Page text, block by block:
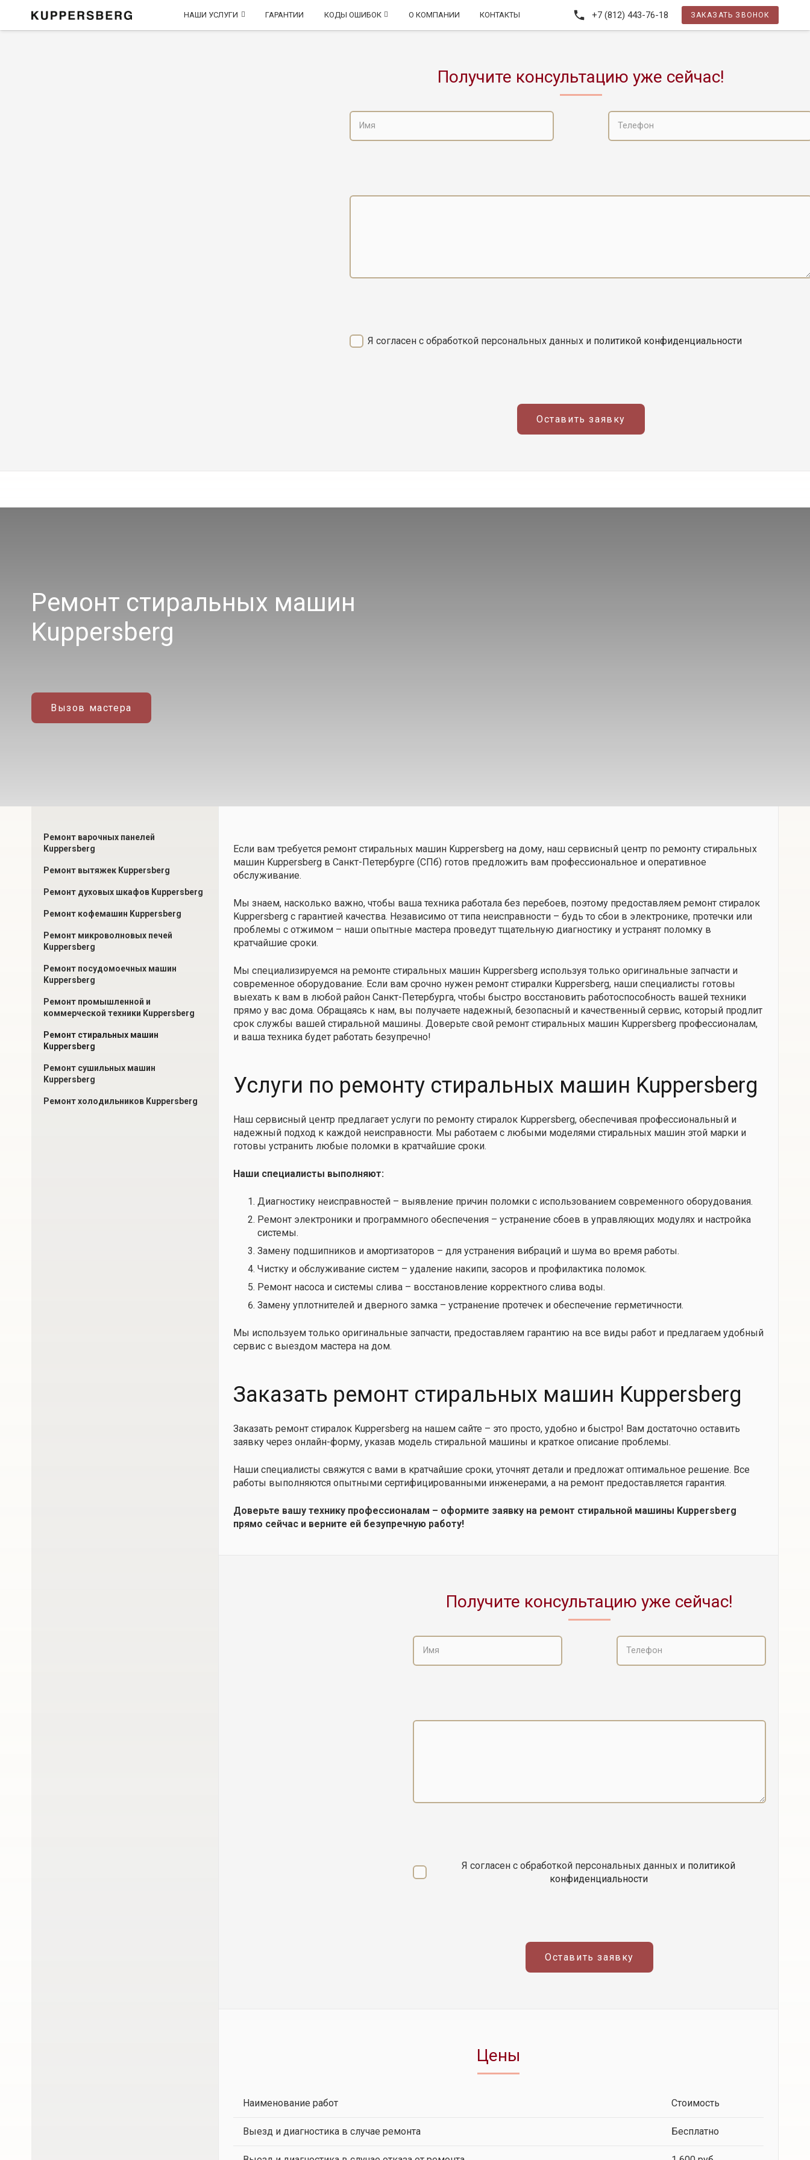
НАШИ УСЛУГИ ГАРАНТИИ КОДЫ ОШИБОК О КОМПАНИИ КОНТАКТЫ +7 (812) 443-76-18 ЗАКАЗАТЬ ЗВОНОК
Получите консультацию уже сейчас!
Я согласен с обработкой персональных данных и политикой конфиденциальности
Оставить заявку
Ремонт стиральных машин
Kuppersberg
Вызов мастера
Ремонт варочных панелей
Kuppersberg
Ремонт вытяжек Kuppersberg
Ремонт духовых шкафов Kuppersberg
Ремонт кофемашин Kuppersberg
Ремонт микроволновых печей
Kuppersberg
Ремонт посудомоечных машин
Kuppersberg
Ремонт промышленной и
коммерческой техники Kuppersberg
Ремонт стиральных машин
Kuppersberg
Ремонт сушильных машин
Kuppersberg
Ремонт холодильников Kuppersberg
Если вам требуется ремонт стиральных машин Kuppersberg на дому, наш сервисный центр по ремонту стиральных
машин Kuppersberg в Санкт-Петербурге (СПб) готов предложить вам профессиональное и оперативное
обслуживание.
Мы знаем, насколько важно, чтобы ваша техника работала без перебоев, поэтому предоставляем ремонт стиралок
Kuppersberg с гарантией качества. Независимо от типа неисправности – будь то сбои в электронике, протечки или
проблемы с отжимом – наши опытные мастера проведут тщательную диагностику и устранят поломку в
кратчайшие сроки.
Мы специализируемся на ремонте стиральных машин Kuppersberg используя только оригинальные запчасти и
современное оборудование. Если вам срочно нужен ремонт стиралки Kuppersberg, наши специалисты готовы
выехать к вам в любой район Санкт-Петербурга, чтобы быстро восстановить работоспособность вашей техники
прямо у вас дома. Обращаясь к нам, вы получаете надежный, безопасный и качественный сервис, который продлит
срок службы вашей стиральной машины. Доверьте свой ремонт стиральных машин Kuppersberg профессионалам,
и ваша техника будет работать безупречно!
Услуги по ремонту стиральных машин Kuppersberg
Наш сервисный центр предлагает услуги по ремонту стиралок Kuppersberg, обеспечивая профессиональный и
надежный подход к каждой неисправности. Мы работаем с любыми моделями стиральных машин этой марки и
готовы устранить любые поломки в кратчайшие сроки.
Наши специалисты выполняют:
Диагностику неисправностей – выявление причин поломки с использованием современного оборудования.
Ремонт электроники и программного обеспечения – устранение сбоев в управляющих модулях и настройка
системы.
Замену подшипников и амортизаторов – для устранения вибраций и шума во время работы.
Чистку и обслуживание систем – удаление накипи, засоров и профилактика поломок.
Ремонт насоса и системы слива – восстановление корректного слива воды.
Замену уплотнителей и дверного замка – устранение протечек и обеспечение герметичности.
Мы используем только оригинальные запчасти, предоставляем гарантию на все виды работ и предлагаем удобный
сервис с выездом мастера на дом.
Заказать ремонт стиральных машин Kuppersberg
Заказать ремонт стиралок Kuppersberg на нашем сайте – это просто, удобно и быстро! Вам достаточно оставить
заявку через онлайн-форму, указав модель стиральной машины и краткое описание проблемы.
Наши специалисты свяжутся с вами в кратчайшие сроки, уточнят детали и предложат оптимальное решение. Все
работы выполняются опытными сертифицированными инженерами, а на ремонт предоставляется гарантия.
Доверьте вашу технику профессионалам – оформите заявку на ремонт стиральной машины Kuppersberg
прямо сейчас и верните ей безупречную работу!
Получите консультацию уже сейчас!
Я согласен с обработкой персональных данных и политикой
конфиденциальности
Оставить заявку
Цены
Наименование работ Стоимость
Выезд и диагностика в случае ремонта Бесплатно